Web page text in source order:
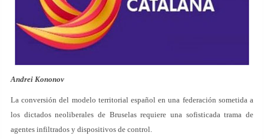
Andrei Kononov
La conversión del modelo territorial español en una federación sometida a
los dictados neoliberales de Bruselas requiere una sofisticada trama de
agentes infiltrados y dispositivos de control.